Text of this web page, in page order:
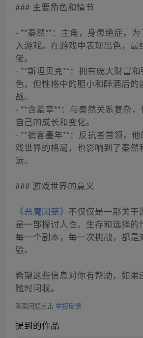
### 主要角色和情节
- **秦然**：主角，身患绝症，
入游戏。在游戏中表现出色，最
佬。
- **斯坦贝克**：拥有庞大财富
色，但性格中的胆小和醉酒后的
战。
- **含羞草**：与秦然关系复杂
自己的成长和变化。
- **掮客墨年**：反抗者首领，
戏世界的格局，也影响到了秦然
运。
### 游戏世界的意义
《恶魔囚笼》 不仅仅是一部关于
是一部探讨人性、生存和选择的
每一个副本，每一次挑战，都是
验。
希望这些信息对你有帮助，如果
随时问我。
答案问题点击 举报反馈
提到的作品